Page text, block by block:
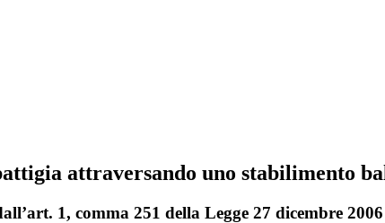
attraversando uno stabilimento
1, comma 251 della Legge 27 dicembre